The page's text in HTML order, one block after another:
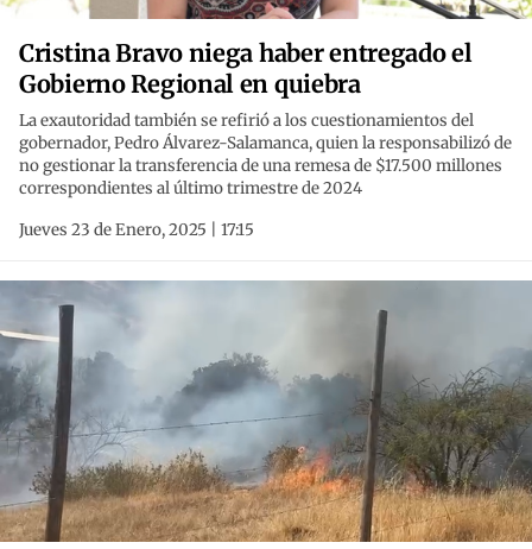
Cristina Bravo niega haber entregado el
Gobierno Regional en quiebra
La exautoridad también se refirió a los cuestionamientos del
gobernador, Pedro Álvarez-Salamanca, quien la responsabilizó de
no gestionar la transferencia de una remesa de $17.500 millones
correspondientes al último trimestre de 2024
Jueves 23 de Enero, 2025 | 17:15